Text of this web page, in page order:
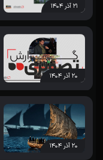
۲۱ آذر ۱۴۰۴
۲۰ آذر ۱۴۰۴
۲۰ آذر ۱۴۰۴